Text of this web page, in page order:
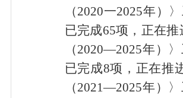
（2020一2025年）
〉
已完成65项，正在
（2020—2025年）
已完成8项，正在推
（2021—2025年）